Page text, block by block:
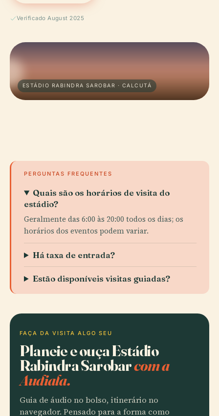
Verificado August 2025
ESTÁDIO RABINDRA SAROBAR · CALCUTÁ
PERGUNTAS FREQUENTES
Quais são os horários de visita do
estádio?
Geralmente das 6:00 às 20:00 todos os dias; os
horários dos eventos podem variar.
Há taxa de entrada?
Estão disponíveis visitas guiadas?
FAÇA DA VISITA ALGO SEU
Planeie e ouça Estádio
Rabindra Sarobarcom a
Audiala.
Guia de áudio no bolso, itinerário no
navegador. Pensado para a forma como